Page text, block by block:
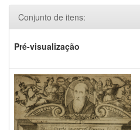
Conjunto de itens:
Pré-visualização